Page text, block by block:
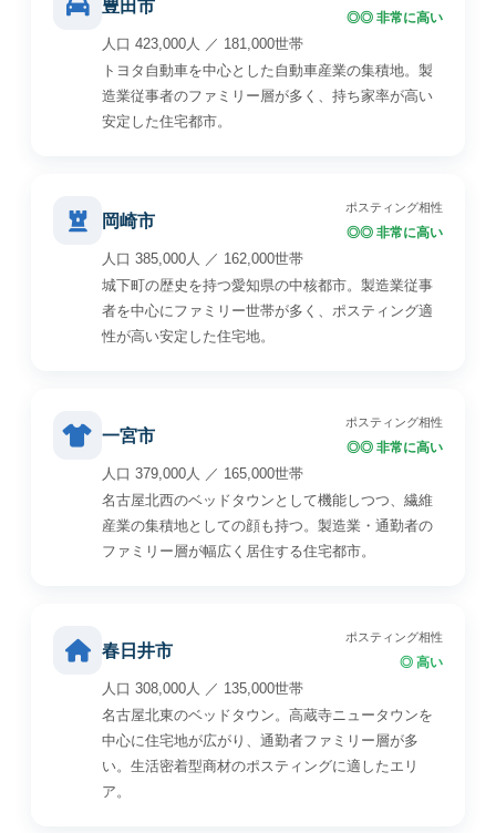
豊田市
◎◎ 非常に高い
人口 423,000人 ／ 181,000世帯
トヨタ自動車を中心とした自動車産業の集積地。製
造業従事者のファミリー層が多く、持ち家率が高い
安定した住宅都市。
岡崎市
ポスティング相性
◎◎ 非常に高い
人口 385,000人 ／ 162,000世帯
城下町の歴史を持つ愛知県の中核都市。製造業従事
者を中心にファミリー世帯が多く、ポスティング適
性が高い安定した住宅地。
一宮市
ポスティング相性
◎◎ 非常に高い
人口 379,000人 ／ 165,000世帯
名古屋北西のベッドタウンとして機能しつつ、繊維
産業の集積地としての顔も持つ。製造業・通勤者の
ファミリー層が幅広く居住する住宅都市。
春日井市
ポスティング相性
◎ 高い
人口 308,000人 ／ 135,000世帯
名古屋北東のベッドタウン。高蔵寺ニュータウンを
中心に住宅地が広がり、通勤者ファミリー層が多
い。生活密着型商材のポスティングに適したエリ
ア。